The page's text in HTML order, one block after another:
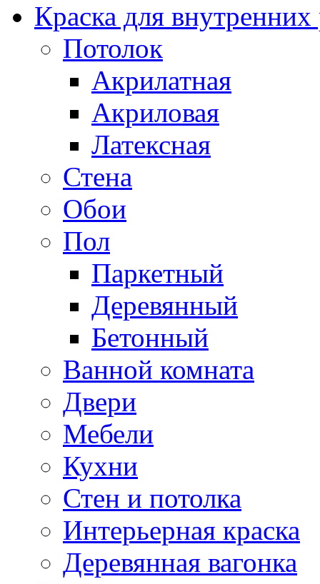
Краска для внутренних
Потолок
Акрилатная
Акриловая
Латексная
Стена
Обои
Пол
Паркетный
Деревянный
Бетонный
Ванной комната
Двери
Мебели
Кухни
Стен и потолка
Интерьерная краска
Деревянная вагонка